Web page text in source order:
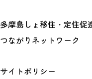
多摩島しょ移住・定住促
つながりネットワーク
サイトポリシー